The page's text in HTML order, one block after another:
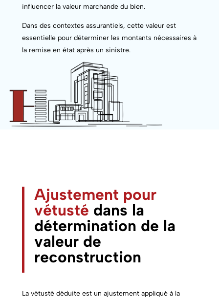
influencer la valeur marchande du bien.
Dans des contextes assurantiels, cette valeur est
essentielle pour déterminer les montants nécessaires à
la remise en état après un sinistre.
Ajustement pour
vétusté dans la
détermination de la
valeur de
reconstruction
La vétusté déduite est un ajustement appliqué à la